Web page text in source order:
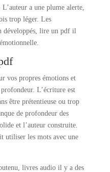
a une plume alerte,
trop léger. Les
développés, lire un pdf il
vos propres émotions et
L’écriture est
être prétentieuse ou trop
de profondeur des
et l’auteur construite.
utiliser les mots avec une
livres audio il y a des